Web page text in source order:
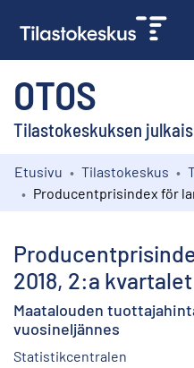
OTOS
Tilastokeskuksen
Kokoelmat
Etusivu Tilastokeskus
2018, 2:a kvartalet
Maatalouden
vuosineljännes
Statistikcentralen